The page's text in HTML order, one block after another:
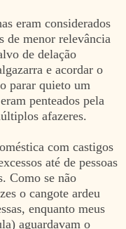
eram considerados
de menor relevância
de delação
e acordar o
parar quieto um
penteados pela
afazeres.
com castigos
até de pessoas
Como se não
o cangote ardeu
enquanto meus
aguardavam o